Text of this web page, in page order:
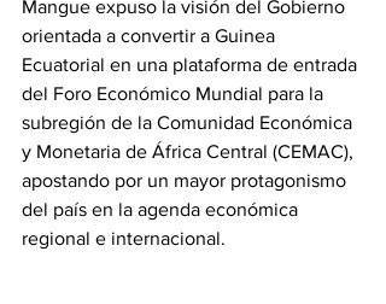
Mangue expuso la visión del Gobierno
orientada a convertir a Guinea
Ecuatorial en una plataforma de entrada
del Foro Económico Mundial para la
subregión de la Comunidad Económica
y Monetaria de África Central (CEMAC),
apostando por un mayor protagonismo
del país en la agenda económica
regional e internacional.